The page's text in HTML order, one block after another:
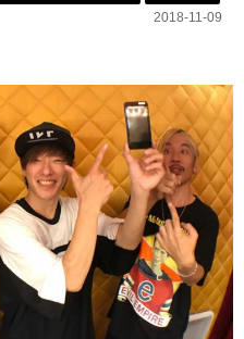
2018-11-09